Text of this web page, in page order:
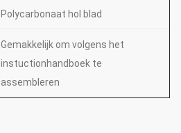
Polycarbonaat hol blad
Gemakkelijk om volgens het
instuctionhandboek te
assembleren